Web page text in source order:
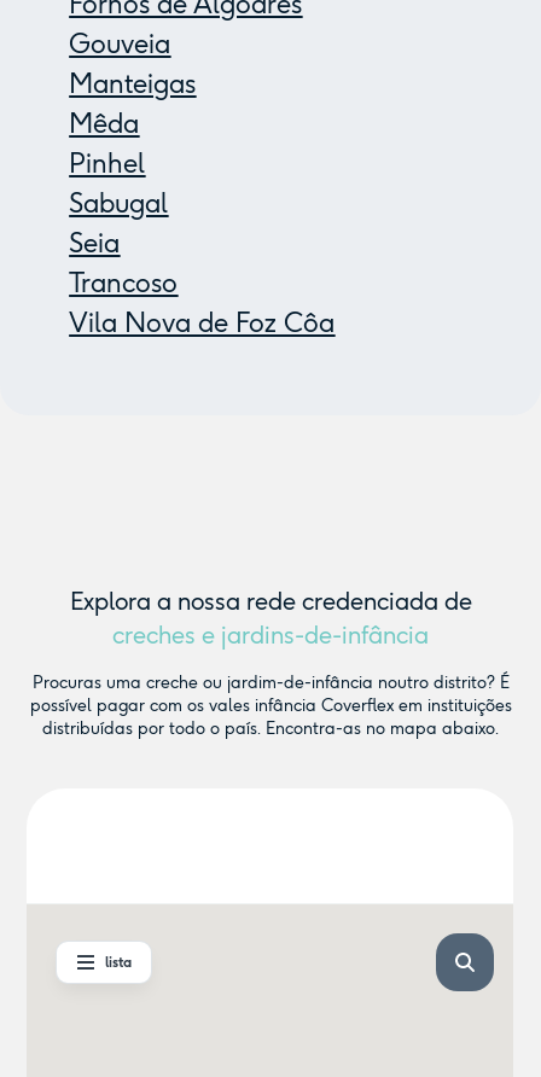
Gouveia
Manteigas
Mêda
Pinhel
Sabugal
Seia
Trancoso
Vila Nova de Foz Côa
Explora a nossa rede credenciada de
creches e jardins-de-infância
Procuras uma creche ou jardim-de-infância noutro distrito? É
possível pagar com os vales infância Coverflex em instituições
distribuídas por todo o país. Encontra-as no mapa abaixo.